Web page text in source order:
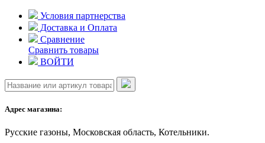
Skip
content
Условия партнерства
Доставка и Оплата
Сравнение
Сравнить товары
ВОЙТИ
Адрес магазина:
Русские газоны, Московская область, Котельники.